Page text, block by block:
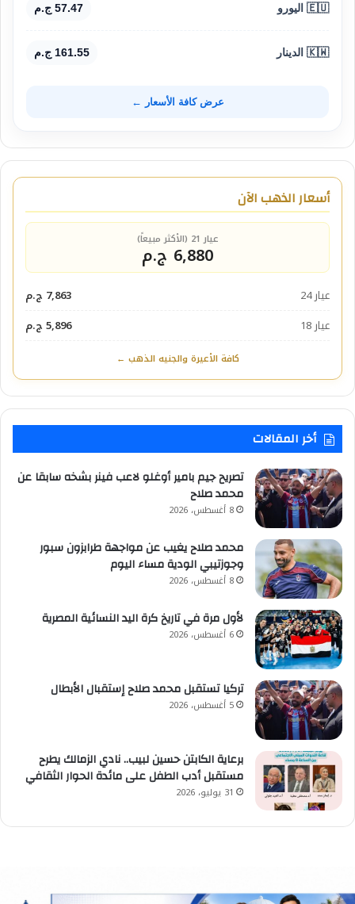
🇪🇺 اليورو 57.47 ج.م
🇰🇼 الدينار 161.55 ج.م
عرض كافة الأسعار ←
أسعار الذهب الآن
عيار 21 (الأكثر مبيعاً)
6,880 ج.م
عيار 24
7,863 ج.م
عيار 18
5,896 ج.م
كافة الأعيرة والجنيه الذهب ←
أخر المقالات
تصريح جيم بامير أوغلو لاعب فينر بشخه سابقا عن
محمد صلاح
8 أغسطس، 2026
محمد صلاح يغيب عن مواجهة طرابزون سبور
وجوزتيبي الودية مساء اليوم
8 أغسطس، 2026
لأول مرة في تاريخ كرة اليد النسائية المصرية
6 أغسطس، 2026
تركيا تستقبل محمد صلاح إستقبال الأبطال
5 أغسطس، 2026
برعاية الكابتن حسين لبيب.. نادي الزمالك يطرح
مستقبل أدب الطفل على مائدة الحوار الثقافي
31 يوليو، 2026